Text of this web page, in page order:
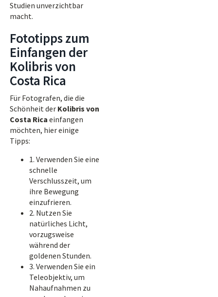
Studien unverzichtbar
macht.
Fototipps zum
Einfangen der
Kolibris von
Costa Rica
Für Fotografen, die die
Schönheit der Kolibris von
Costa Rica einfangen
möchten, hier einige
Tipps:
1. Verwenden Sie eine
schnelle
Verschlusszeit, um
ihre Bewegung
einzufrieren.
2. Nutzen Sie
natürliches Licht,
vorzugsweise
während der
goldenen Stunden.
3. Verwenden Sie ein
Teleobjektiv, um
Nahaufnahmen zu